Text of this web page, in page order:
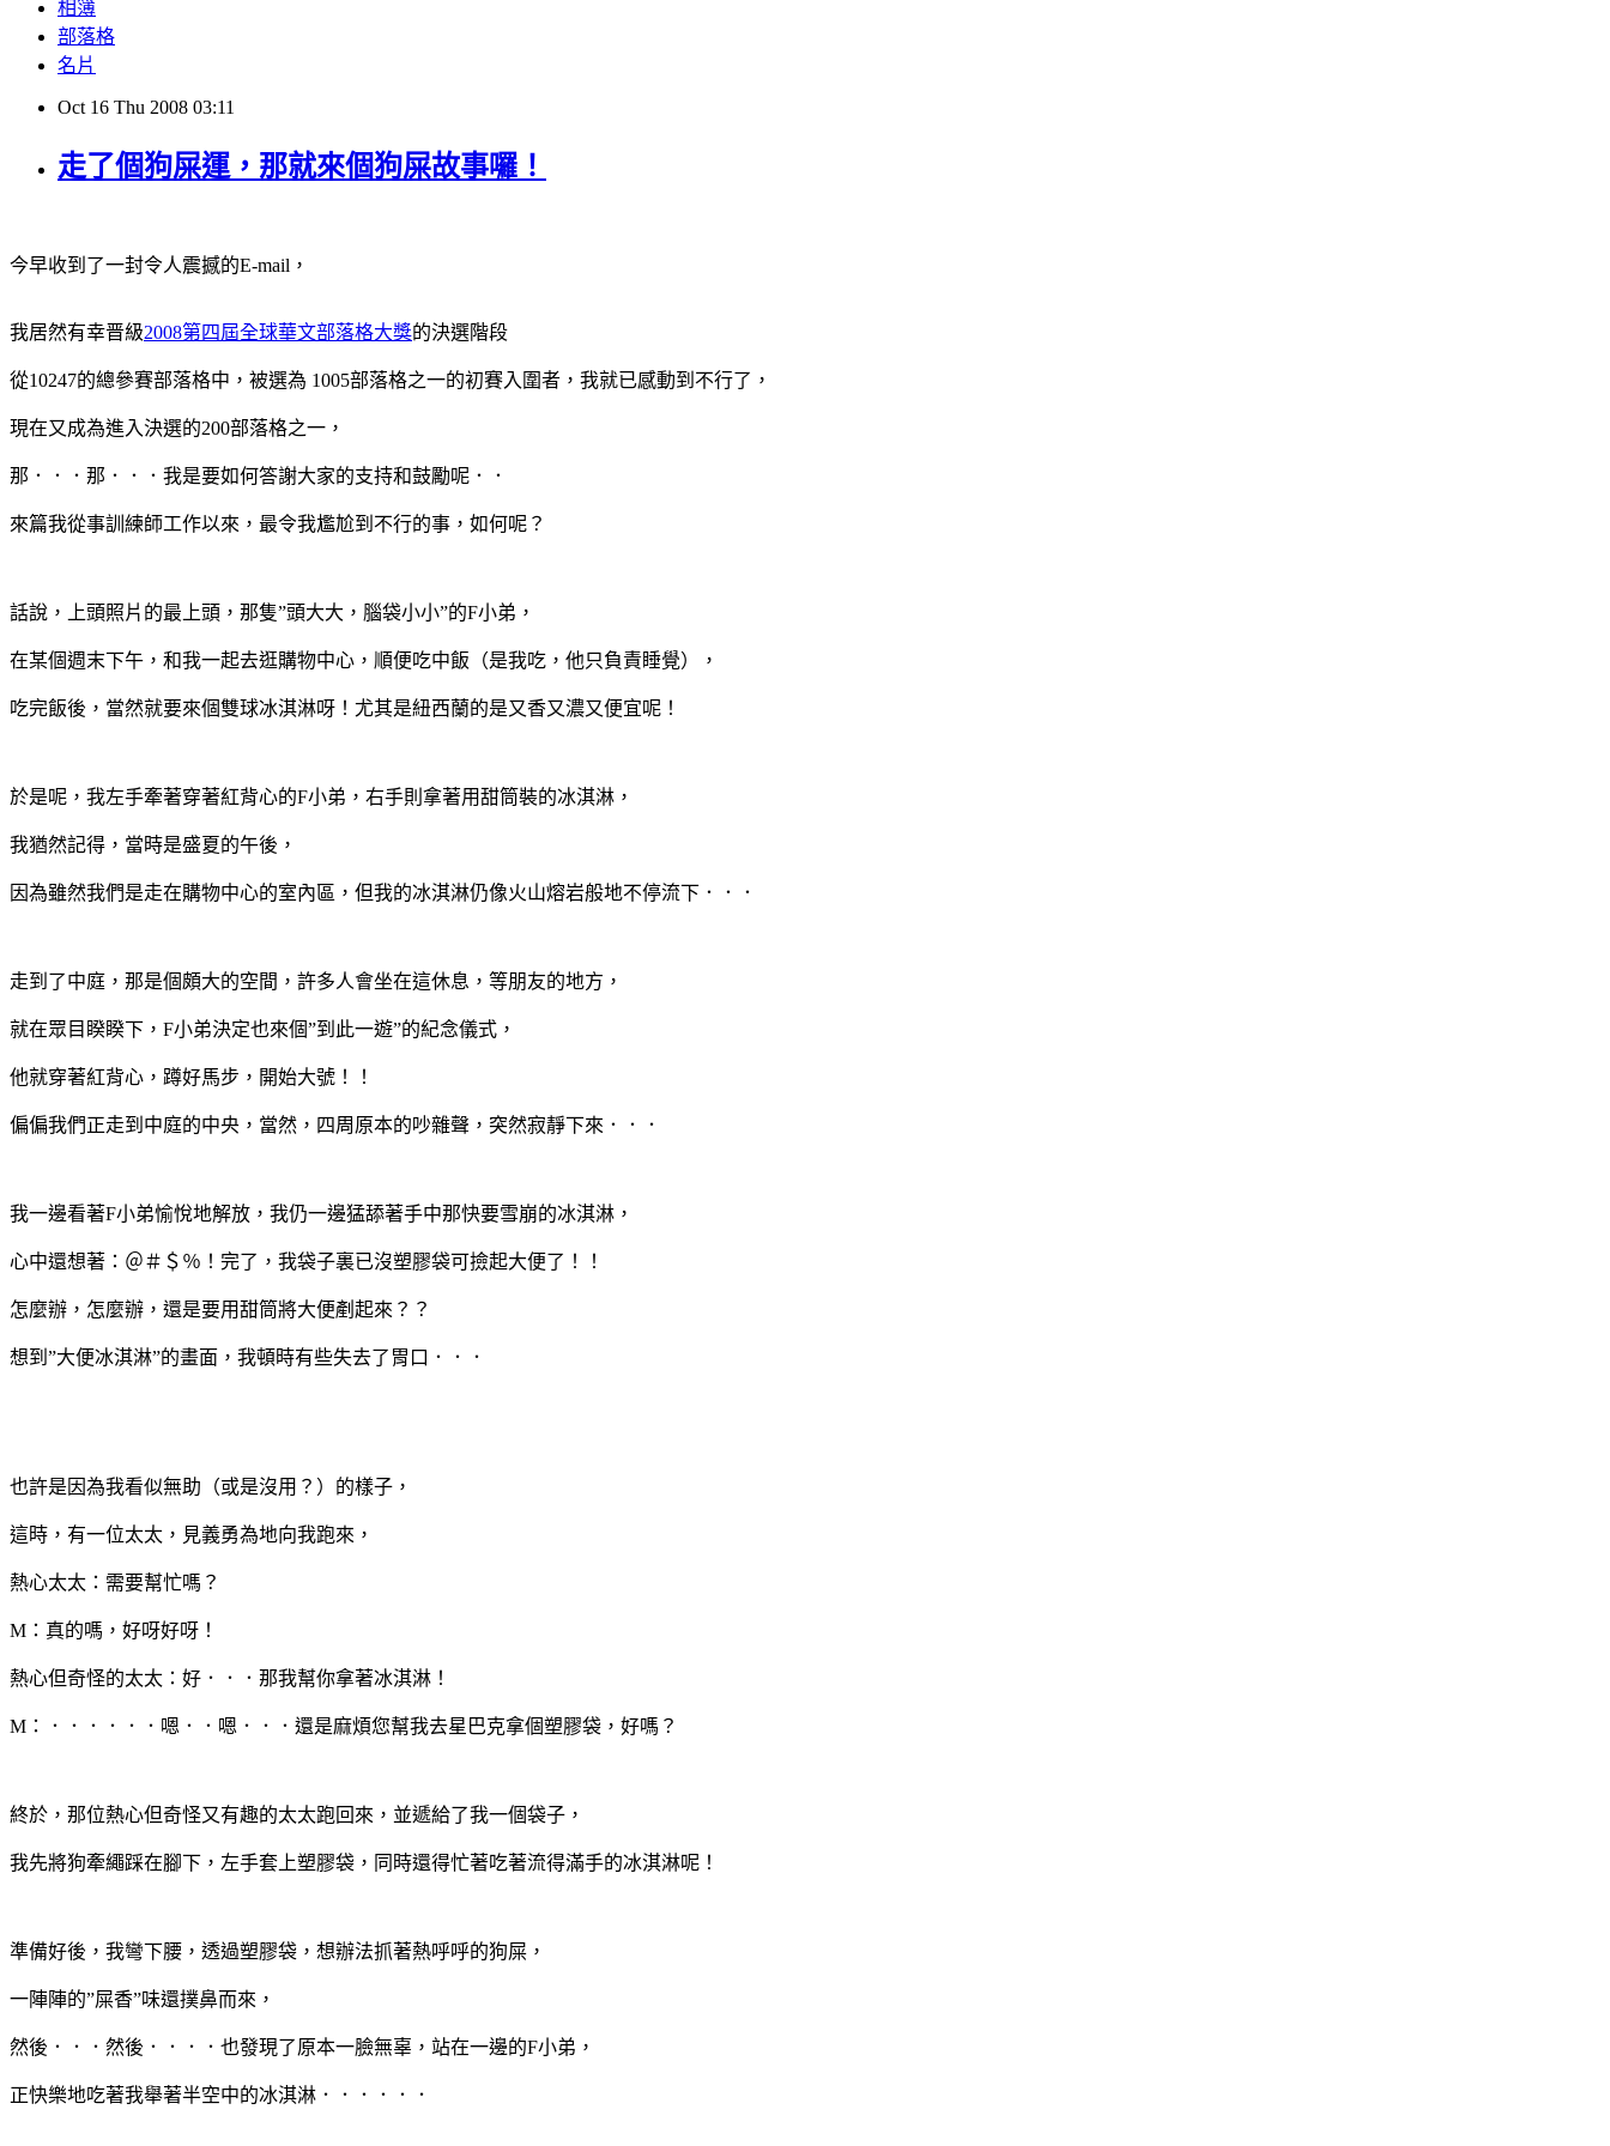
相簿
部落格
名片
Oct 16 Thu 2008 03:11
走了個狗屎運，那就來個狗屎故事囉！
今早收到了一封令人震撼的E-mail，
我居然有幸晋級2008第四屆全球華文部落格大獎的決選階段
從10247的總參賽部落格中，被選為 1005部落格之一的初賽入圍者，我就已感動到不行了，
現在又成為進入決選的200部落格之一，
那．．．那．．．我是要如何答謝大家的支持和鼓勵呢．．
來篇我從事訓練師工作以來，最令我尷尬到不行的事，如何呢？
話說，上頭照片的最上頭，那隻”頭大大，腦袋小小”的F小弟，
在某個週末下午，和我一起去逛購物中心，順便吃中飯（是我吃，他只負責睡覺），
吃完飯後，當然就要來個雙球冰淇淋呀！尤其是紐西蘭的是又香又濃又便宜呢！
於是呢，我左手牽著穿著紅背心的F小弟，右手則拿著用甜筒裝的冰淇淋，
我猶然記得，當時是盛夏的午後，
因為雖然我們是走在購物中心的室內區，但我的冰淇淋仍像火山熔岩般地不停流下．．．
走到了中庭，那是個頗大的空間，許多人會坐在這休息，等朋友的地方，
就在眾目睽睽下，F小弟決定也來個”到此一遊”的紀念儀式，
他就穿著紅背心，蹲好馬步，開始大號！！
偏偏我們正走到中庭的中央，當然，四周原本的吵雜聲，突然寂靜下來．．．
我一邊看著F小弟愉悅地解放，我仍一邊猛舔著手中那快要雪崩的冰淇淋，
心中還想著：＠＃＄％！完了，我袋子裏已沒塑膠袋可撿起大便了！！
怎麼辦，怎麼辦，還是要用甜筒將大便剷起來？？
想到”大便冰淇淋”的畫面，我頓時有些失去了胃口．．．
也許是因為我看似無助（或是沒用？）的樣子，
這時，有一位太太，見義勇為地向我跑來，
熱心太太：需要幫忙嗎？
M：真的嗎，好呀好呀！
熱心但奇怪的太太：好．．．那我幫你拿著冰淇淋！
M：．．．．．．嗯．．嗯．．．還是麻煩您幫我去星巴克拿個塑膠袋，好嗎？
終於，那位熱心但奇怪又有趣的太太跑回來，並遞給了我一個袋子，
我先將狗牽繩踩在腳下，左手套上塑膠袋，同時還得忙著吃著流得滿手的冰淇淋呢！
準備好後，我彎下腰，透過塑膠袋，想辦法抓著熱呼呼的狗屎，
一陣陣的”屎香”味還撲鼻而來，
然後．．．然後．．．．也發現了原本一臉無辜，站在一邊的F小弟，
正快樂地吃著我舉著半空中的冰淇淋．．．．．．